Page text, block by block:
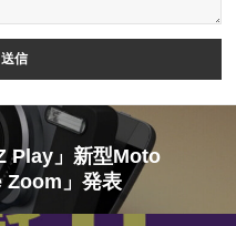
Play」新型Moto
Zoom」発表